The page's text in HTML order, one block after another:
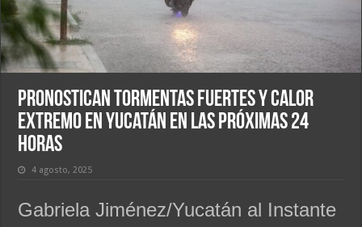
Pronostican tormentas fuertes y calor
extremo en Yucatán en las próximas 24
horas
4 agosto, 2025
Gabriela Jiménez/Yucatán al Instante